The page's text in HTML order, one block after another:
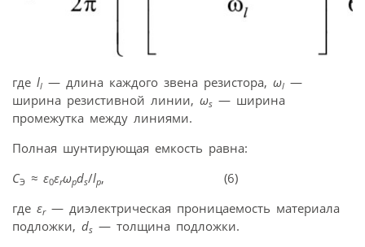
где ll — длина каждого звена резистора, ωl —
ширина резистивной линии, ωs — ширина
промежутка между линиями.
Полная шунтирующая емкость равна:
СЭ ≈ ε0εrωpds/lp, (6)
где εr— диэлектрическая проницаемость материала
подложки, ds — толщина подложки.